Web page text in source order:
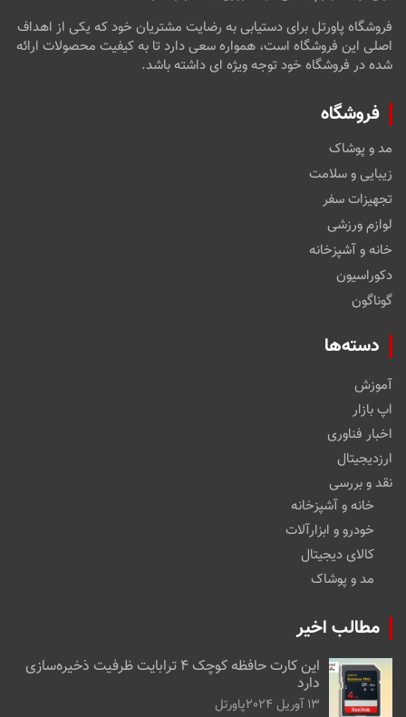
فروشگاه پاورتل برای دستیابی به رضایت مشتریان خود که یکی از اهداف
اصلی این فروشگاه است، همواره سعی دارد تا به کیفیت محصولات ارائه
شده در فروشگاه خود توجه ویژه ای داشته باشد.
فروشگاه
مد و پوشاک
زیبایی و سلامت
تجهیزات سفر
لوازم ورزشی
خانه و آشپزخانه
دکوراسیون
گوناگون
دسته‌ها
آموزش
اپ بازار
اخبار فناوری
ارزدیجیتال
نقد و بررسی
خانه و آشپزخانه
خودرو و ابزارآلات
کالای دیجیتال
مد و پوشاک
مطالب اخیر
این کارت حافظه کوچک ۴ ترابایت ظرفیت ذخیره‌سازی
دارد
13 آوریل 2024 پاورتل